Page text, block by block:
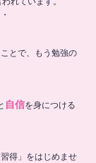
ことで、もう勉強の
自信を身につける
得」をはじめませ